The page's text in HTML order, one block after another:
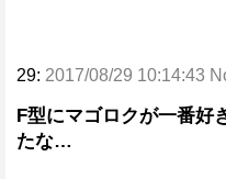
29: 2017/08/29 10:14:43
F型にマゴロクが一番好
たな…